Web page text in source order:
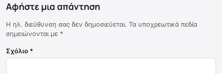
Αφήστε μια απάντηση
Η ηλ. διεύθυνση σας δεν δημοσιεύεται. Τα υποχρεωτικά πεδία
σημειώνονται με *
Σχόλιο *